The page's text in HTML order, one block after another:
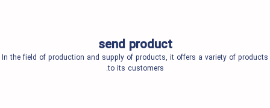
send product
In the field of production and supply of products, it offers a
to its customers.